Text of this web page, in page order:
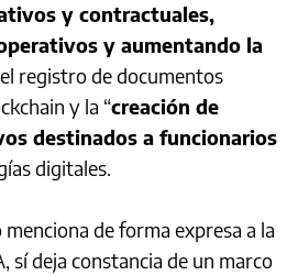
y contractuales,
y aumentando la
el registro de documentos
y la “creación de
destinados a funcionarios
digitales.
de forma expresa a la
sí deja constancia de un marco